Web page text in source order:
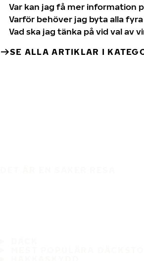
Var kan jag få mer information
Varför behöver jag byta alla
Vad ska jag tänka på vid val av
SE ALLA ARTIKLAR I